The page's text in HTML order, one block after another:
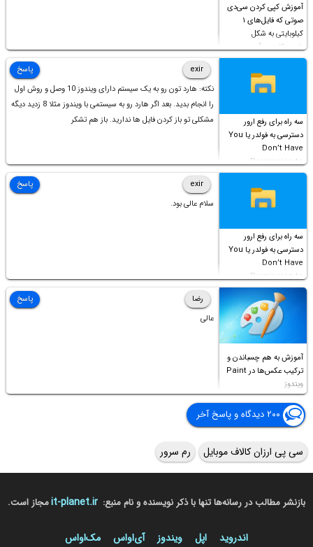
آموزش کپی کردن سی‌دی
صوتی که فایل‌های ۱
کیلوبایتی به شکل
شورت‌کات در آن موجود
است!
سه راه برای رفع ارور
دسترسی به فولدر یا You
Don’t Have
Permission to
Access this folder
exir
نکته: هارد تون رو به یک سیستم دارای ویندوز 10 وصل و روش اول
را انجام بدید. بعد اگر هارد رو به سیستمی با ویندوز مثلا 8 زدید دیگه
مشکلی تو باز کردن فایل ها ندارید. باز هم تشکر
پاسخ
سه راه برای رفع ارور
دسترسی به فولدر یا You
Don’t Have
Permission to
Access this folder
exir
سلام عالی بود.
پاسخ
آموزش به هم چسباندن و
ترکیب عکس‌ها در Paint
ویندوز
رضا
عالی
پاسخ
۲۰۰ دیدگاه و پاسخ آخر
سی پی ارزان کالاف موبایل رم سرور
بازنشر مطالب در رسانه‌ها تنها با ذکر نویسنده و نام منبع: it-planet.irمجاز است.
اندروید اپل ویندوز آی‌او‌اس مک‌او‌اس